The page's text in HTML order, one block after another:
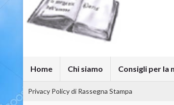
Home Chi siamo Consigli per la
Privacy Policy di Rassegna Stampa